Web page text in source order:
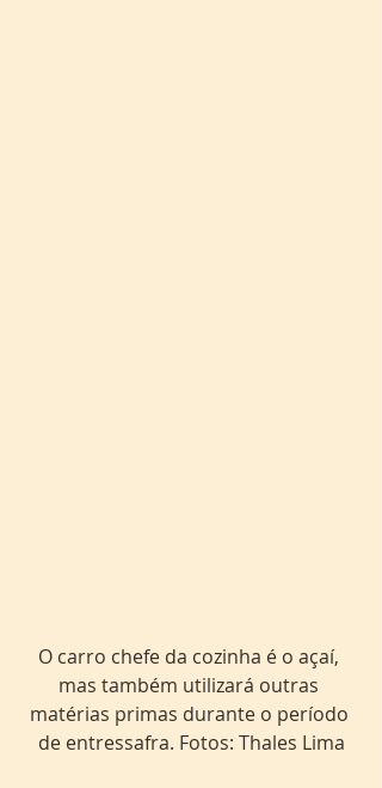
O carro chefe da cozinha é o açaí,
mas também utilizará outras
matérias primas durante o período
de entressafra. Fotos: Thales Lima